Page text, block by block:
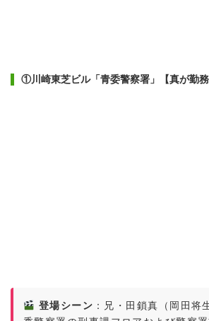
①川崎東芝ビル「青委警察署」【真が勤務
登場シーン ：兄・田鎖真（岡田将